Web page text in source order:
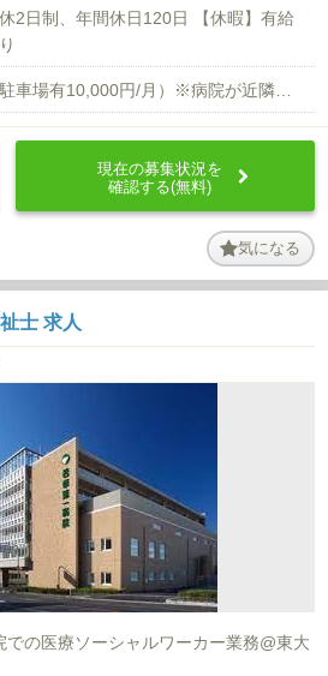
休2日制、年間休日120日 【休暇】有給
現在の募集状況を
確認する(無料)
気になる
士 求人
の医療ソーシャルワーカー業務@東大